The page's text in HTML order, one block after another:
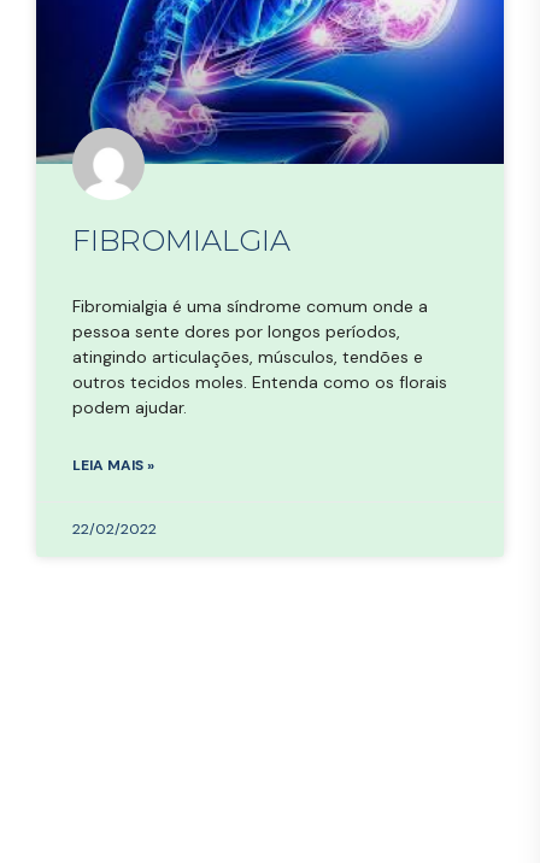
FIBROMIALGIA
Fibromialgia é uma síndrome comum onde a
pessoa sente dores por longos períodos,
atingindo articulações, músculos, tendões e
outros tecidos moles. Entenda como os florais
podem ajudar.
LEIA MAIS »
22/02/2022